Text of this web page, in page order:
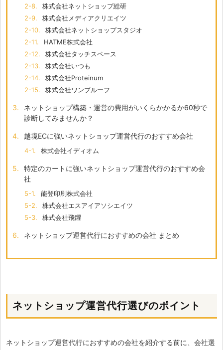
2-8.
株式会社ネットショップ総研
2-9.
株式会社メディアクリエイツ
2-10.
株式会社ネットショップスタジオ
2-11.
HATME株式会社
2-12.
株式会社タッチスペース
2-13.
株式会社いつも
2-14.
株式会社Proteinum
2-15.
株式会社ワンプルーフ
3.
ネットショップ構築・運営の費用がいくらかかるか60秒で
診断してみませんか？
4. 越境ECに強いネットショップ運営代行のおすすめ会社
4-1. 株式会社イディオム
5.
特定のカートに強いネットショップ運営代行のおすすめ会
社
5-1.
能登印刷株式会社
5-2.
株式会社エスアイアソシエイツ
5-3.
株式会社飛躍
6. ネットショップ運営代行におすすめの会社 まとめ
ネットショップ運営代行選びのポイント
ネットショップ運営代行におすすめの会社を紹介する前に、会社選